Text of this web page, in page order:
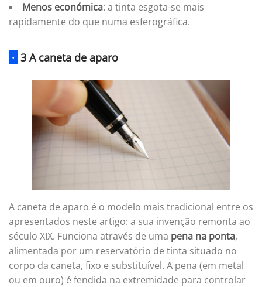
Menos económica: a tinta esgota-se mais
rapidamente do que numa esferográfica.
· 3 A caneta de aparo
A caneta de aparo é o modelo mais tradicional entre os
apresentados neste artigo: a sua invenção remonta ao
século XIX. Funciona através de uma pena na ponta,
alimentada por um reservatório de tinta situado no
corpo da caneta, fixo e substituível. A pena (em metal
ou em ouro) é fendida na extremidade para controlar